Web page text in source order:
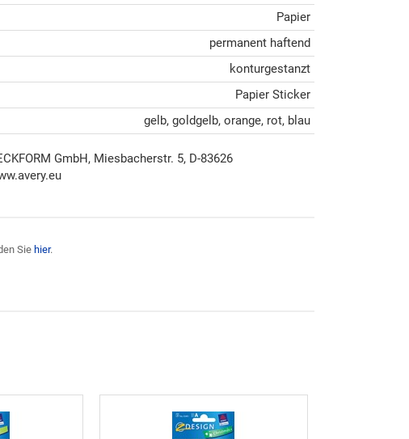
Papier
permanent haftend
konturgestanzt
Papier Sticker
gelb, goldgelb, orange, rot, blau
GmbH, Miesbacherstr. 5, D-83626
Sie hier.